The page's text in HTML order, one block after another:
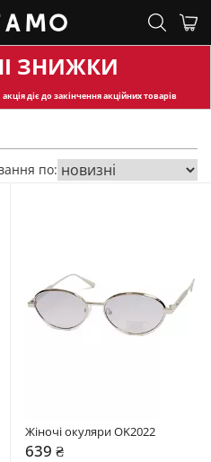
ЗНИЖКИ
діє до закінчення акційних товарів
по:
Жіночі окуляри OK2022
639 ₴